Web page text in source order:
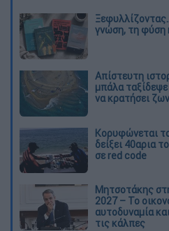
γνώση, τη φύση
Απίστευτη
μπάλα
να κρατήσει
Κορυφώνεται
δείξει 40αρια
σε red code
Μητσοτάκης
2027 – Το
αυτοδυναμία
τις κάλπες